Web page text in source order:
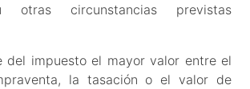
otras circunstancias previstas
del impuesto el mayor valor entre el
la tasación o el valor de